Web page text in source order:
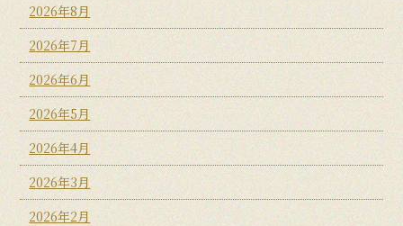
2026年8月
2026年7月
2026年6月
2026年5月
2026年4月
2026年3月
2026年2月